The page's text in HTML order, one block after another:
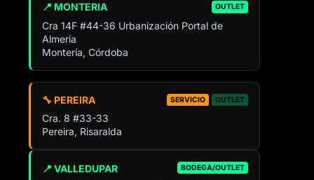
📍 MONTERIA OUTLET
Cra 14F #44-36 Urbanización Portal de
Almeria
Montería, Córdoba
📍 VALLEDUPAR BODEGA/OUTLET
🔧 PEREIRA SERVICIO OUTLET
Cra. 8 #33-33
Pereira, Risaralda